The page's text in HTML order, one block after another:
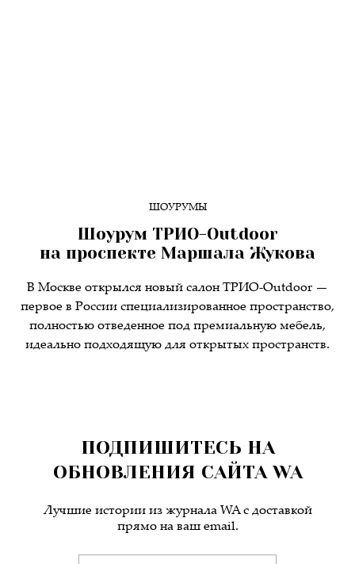
ШОУРУМЫ
Шоурум ТРИО-Outdoor
на проспекте Маршала Жукова
В Москве открылся новый салон ТРИО-Outdoor —
первое в России специализированное пространство,
полностью отведенное под премиальную мебель,
идеально подходящую для открытых пространств.
ПОДПИШИТЕСЬ НА
ОБНОВЛЕНИЯ САЙТА WA
Лучшие истории из журнала WA c доставкой
прямо на ваш email.